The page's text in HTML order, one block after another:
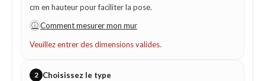
cm en hauteur pour faciliter la pose.
ⓘ Comment mesurer mon mur
Veuillez entrer des dimensions valides.
2 Choisissez le type